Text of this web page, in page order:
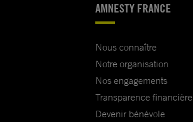
AMNESTY FRANCE
Nous connaître
Notre organisation
Nos engagements
Transparence financière
Devenir bénévole